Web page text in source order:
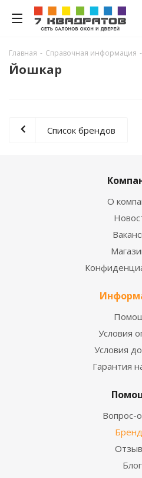
Главная - Справочная информация -
Йошкар
Список брендов
О
Условия
Условия
Гарантия
Вопрос-
Блог